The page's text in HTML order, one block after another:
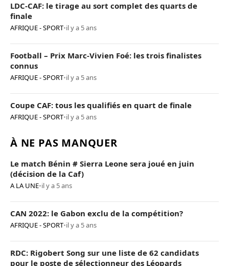
LDC-CAF: le tirage au sort complet des quarts de
finale
AFRIQUE - SPORT•il y a 5 ans
Football – Prix Marc-Vivien Foé: les trois finalistes
connus
AFRIQUE - SPORT•il y a 5 ans
Coupe CAF: tous les qualifiés en quart de finale
AFRIQUE - SPORT•il y a 5 ans
À NE PAS MANQUER
Le match Bénin # Sierra Leone sera joué en juin
(décision de la Caf)
A LA UNE•il y a 5 ans
CAN 2022: le Gabon exclu de la compétition?
AFRIQUE - SPORT•il y a 5 ans
RDC: Rigobert Song sur une liste de 62 candidats
pour le poste de sélectionneur des Léopards